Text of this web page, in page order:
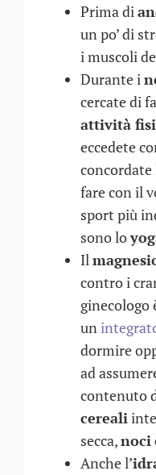
Prima di
un po’ di
i muscoli
Durante i
cercate di
attività
eccedete
fare con il
sport più
sono lo
Il
contro i
ginecologo
un
dormire
ad
contenuto
cereali
secca,noci
Anche l’